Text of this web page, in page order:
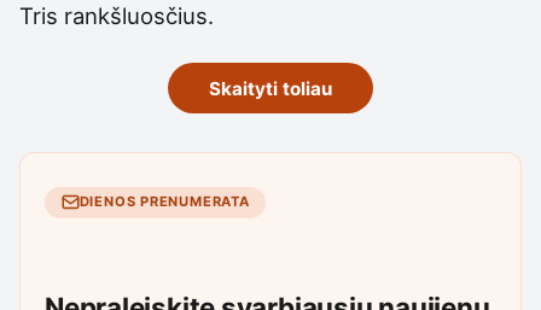
Tris rankšluosčius.
Skaityti toliau
DIENOS PRENUMERATA